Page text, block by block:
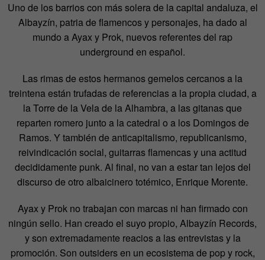
Uno de los barrios con más solera de la capital andaluza, el
Albayzín, patria de flamencos y personajes, ha dado al
mundo a Ayax y Prok, nuevos referentes del rap
underground en español.
Las rimas de estos hermanos gemelos cercanos a la
treintena están trufadas de referencias a la propia ciudad, a
la Torre de la Vela de la Alhambra, a las gitanas que
reparten romero junto a la catedral o a los Domingos de
Ramos. Y también de anticapitalismo, republicanismo,
reivindicación social, guitarras flamencas y una actitud
decididamente punk. Al final, no van a estar tan lejos del
discurso de otro albaicinero totémico, Enrique Morente.
Ayax y Prok no trabajan con marcas ni han firmado con
ningún sello. Han creado el suyo propio, Albayzín Records,
y son extremadamente reacios a las entrevistas y la
promoción. Son outsiders en un ecosistema de pop y rock,